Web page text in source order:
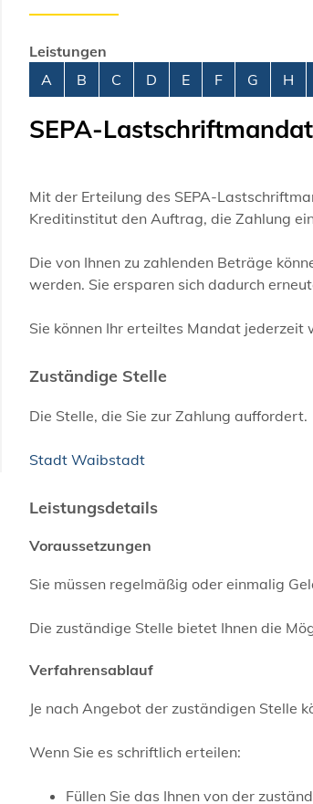
Leistungen
Alphabetisches Register überspringen
A B C D E F G H
SEPA-
Mit der Erteilung des SEPA-
Kreditinstitut den Auftrag, die Zahlung
Die von Ihnen zu zahlenden Beträge
werden. Sie ersparen sich dadurch
Sie können Ihr erteiltes Mandat jederzeit
Zuständige Stelle
Die Stelle, die Sie zur Zahlung auffordert.
Stadt Waibstadt
Leistungsdetails
Voraussetzungen
Sie müssen regelmäßig oder einmalig
Die zuständige Stelle bietet Ihnen die
Verfahrensablauf
Je nach Angebot der zuständigen Stelle
Wenn Sie es schriftlich erteilen:
Füllen Sie das Ihnen von der